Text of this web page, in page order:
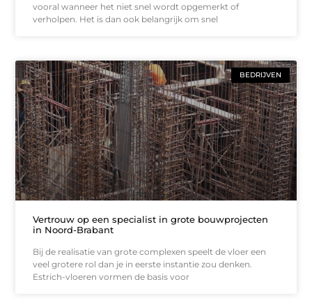
vooral wanneer het niet snel wordt opgemerkt of
verholpen. Het is dan ook belangrijk om snel
BEDRIJVEN
Vertrouw op een specialist in grote bouwprojecten
in Noord-Brabant
Bij de realisatie van grote complexen speelt de vloer een
veel grotere rol dan je in eerste instantie zou denken.
Estrich-vloeren vormen de basis voor